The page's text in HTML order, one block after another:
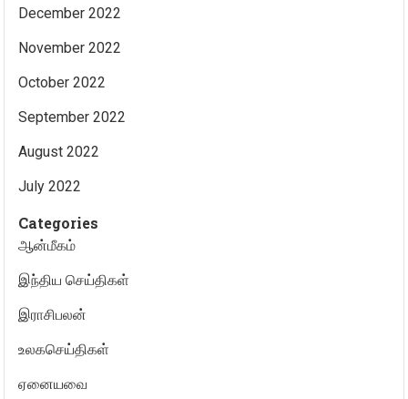
December 2022
November 2022
October 2022
September 2022
August 2022
July 2022
Categories
ஆன்மீகம்
இந்திய செய்திகள்
இராசிபலன்
உலகசெய்திகள்
ஏனையவை